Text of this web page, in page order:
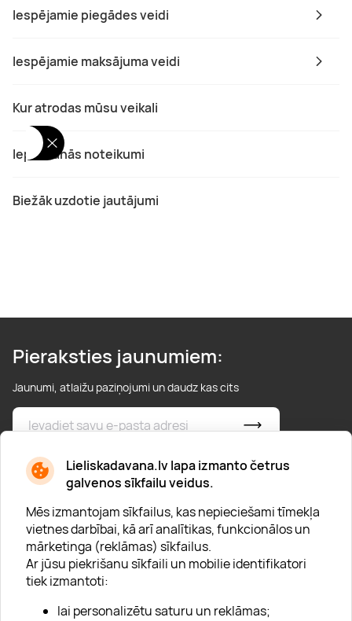
Lieliskadavana.lv lapa izmanto četrus
galvenos sīkfailu veidus.
Mēs izmantojam sīkfailus, kas nepieciešami tīmekļa
vietnes darbībai, kā arī analītikas, funkcionālos un
mārketinga (reklāmas) sīkfailus.
Ar jūsu piekrišanu sīkfaili un mobilie identifikatori
tiek izmantoti:
lai personalizētu saturu un reklāmas;
Iespējamie piegādes veidi
Iespējamie maksājuma veidi
Kur atrodas mūsu veikali
Iepirkšanās noteikumi
Biežāk uzdotie jautājumi
Pieraksties jaunumiem:
Jaunumi, atlaižu paziņojumi un daudz kas cits
* Esmu iepazinies/usies ar privātuma politiku
Par "Lieliska dāvana"